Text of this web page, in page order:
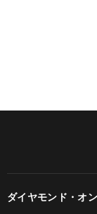
ダイヤモンド・オ